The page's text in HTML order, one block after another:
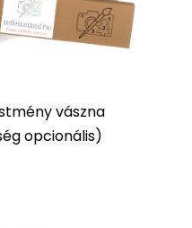
vászna
opcionális)